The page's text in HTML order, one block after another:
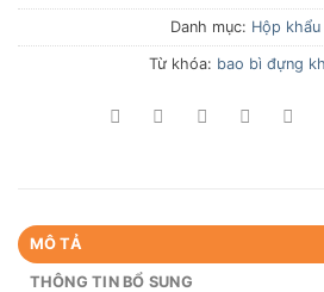
Danh mục: Hộp
Từ khóa: bao bì đựng
MÔ TẢ
THÔNG TIN BỔ SUNG